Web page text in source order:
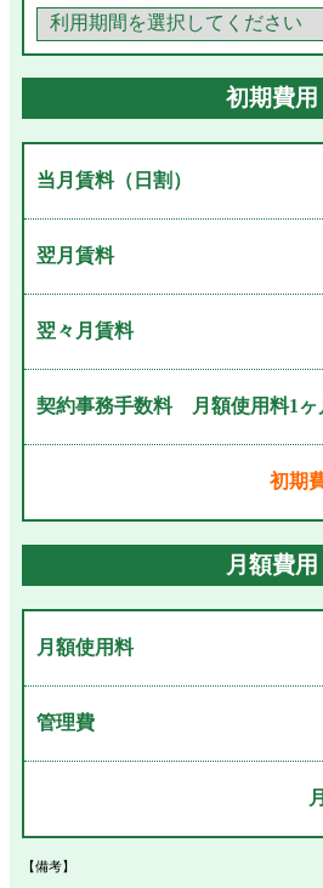
初期費用
当月賃料（日割）
翌月賃料
翌々月賃料
契約事務手数料 月額使用料1ヶ
初期
月額費用
月額使用料
管理費
【備考】